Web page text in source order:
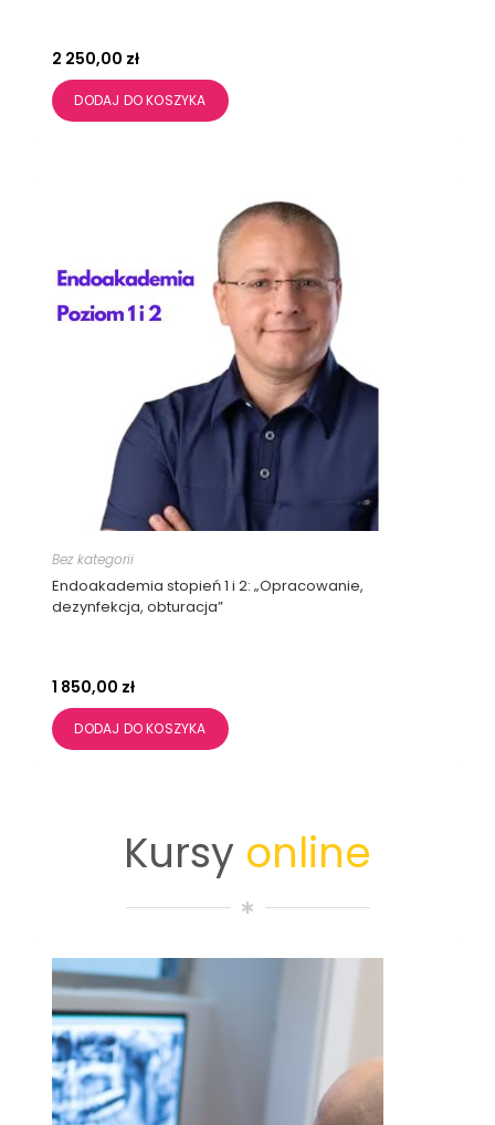
2 250,00 zł
DODAJ DO KOSZYKA
Bez kategorii
Endoakademia stopień 1 i 2: „Opracowanie,
dezynfekcja, obturacja”
1 850,00 zł
DODAJ DO KOSZYKA
Kursy online